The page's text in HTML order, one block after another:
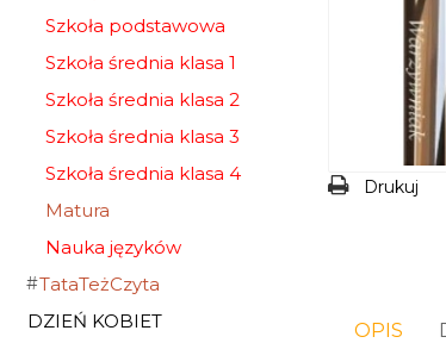
Szkoła podstawowa
Szkoła średnia klasa 1
Szkoła średnia klasa 2
Szkoła średnia klasa 3
Szkoła średnia klasa 4
Matura
Nauka języków
TataTeżCzyta
DZIEŃ KOBIET
Drukuj
OPIS